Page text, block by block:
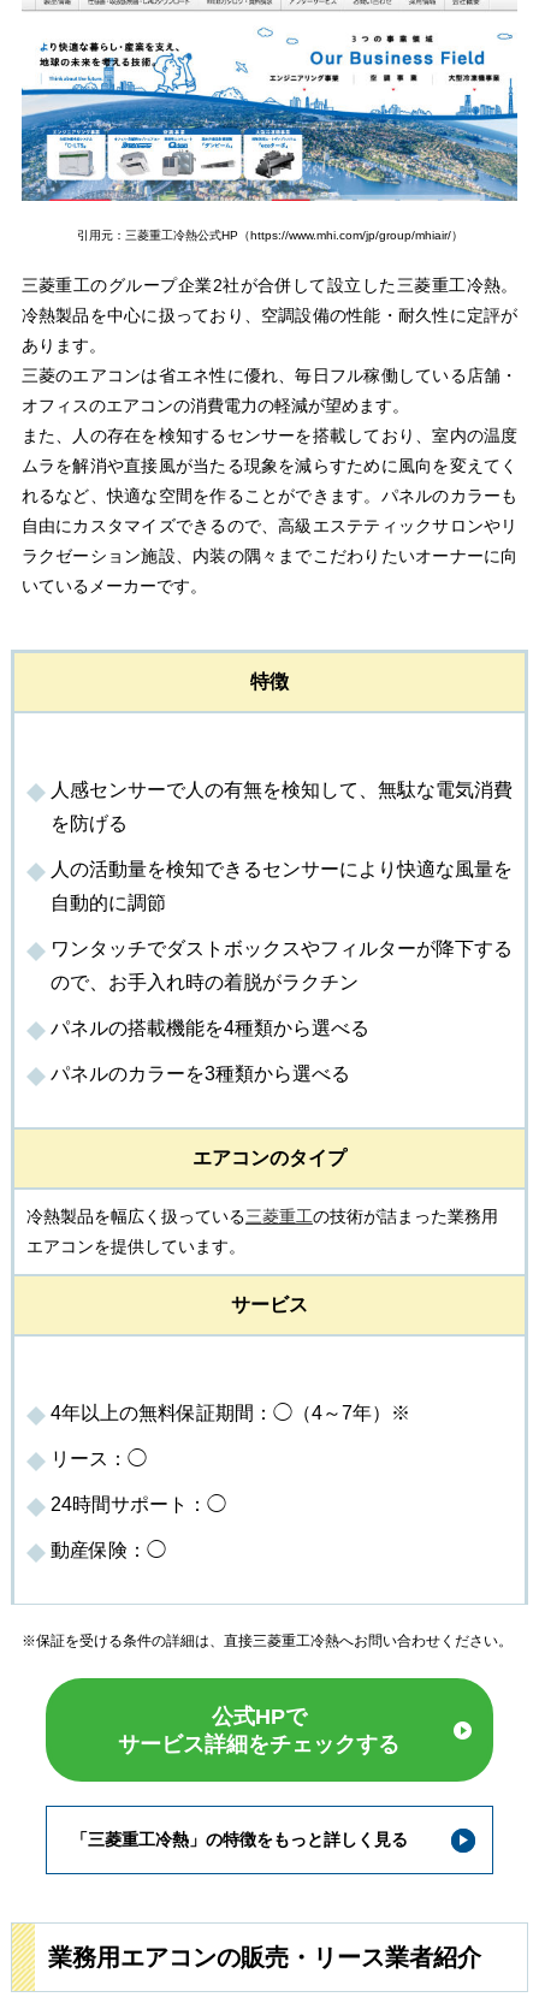
引用元：三菱重工冷熱公式HP（https://www.mhi.com/jp/group/mhiair/）
三菱重工のグループ企業2社が合併して設立した三菱重工冷熱。
冷熱製品を中心に扱っており、空調設備の性能・耐久性に定評が
あります。
三菱のエアコンは省エネ性に優れ、毎日フル稼働している店舗・
オフィスのエアコンの消費電力の軽減が望めます。
また、人の存在を検知するセンサーを搭載しており、室内の温度
ムラを解消や直接風が当たる現象を減らすために風向を変えてく
れるなど、快適な空間を作ることができます。パネルのカラーも
自由にカスタマイズできるので、高級エステティックサロンやリ
ラクゼーション施設、内装の隅々までこだわりたいオーナーに向
いているメーカーです。
特徴
人感センサーで人の有無を検知して、無駄な電気消費
を防げる
人の活動量を検知できるセンサーにより快適な風量を
自動的に調節
ワンタッチでダストボックスやフィルターが降下する
ので、お手入れ時の着脱がラクチン
パネルの搭載機能を4種類から選べる
パネルのカラーを3種類から選べる
エアコンのタイプ
冷熱製品を幅広く扱っている三菱重工の技術が詰まった業務用
エアコンを提供しています。
サービス
4年以上の無料保証期間：◯（4～7年）※
リース：◯
24時間サポート：◯
動産保険：◯
※保証を受ける条件の詳細は、直接三菱重工冷熱へお問い合わせください。
公式HPで
サービス詳細をチェックする
「三菱重工冷熱」の特徴をもっと詳しく見る
業務用エアコンの販売・リース業者紹介